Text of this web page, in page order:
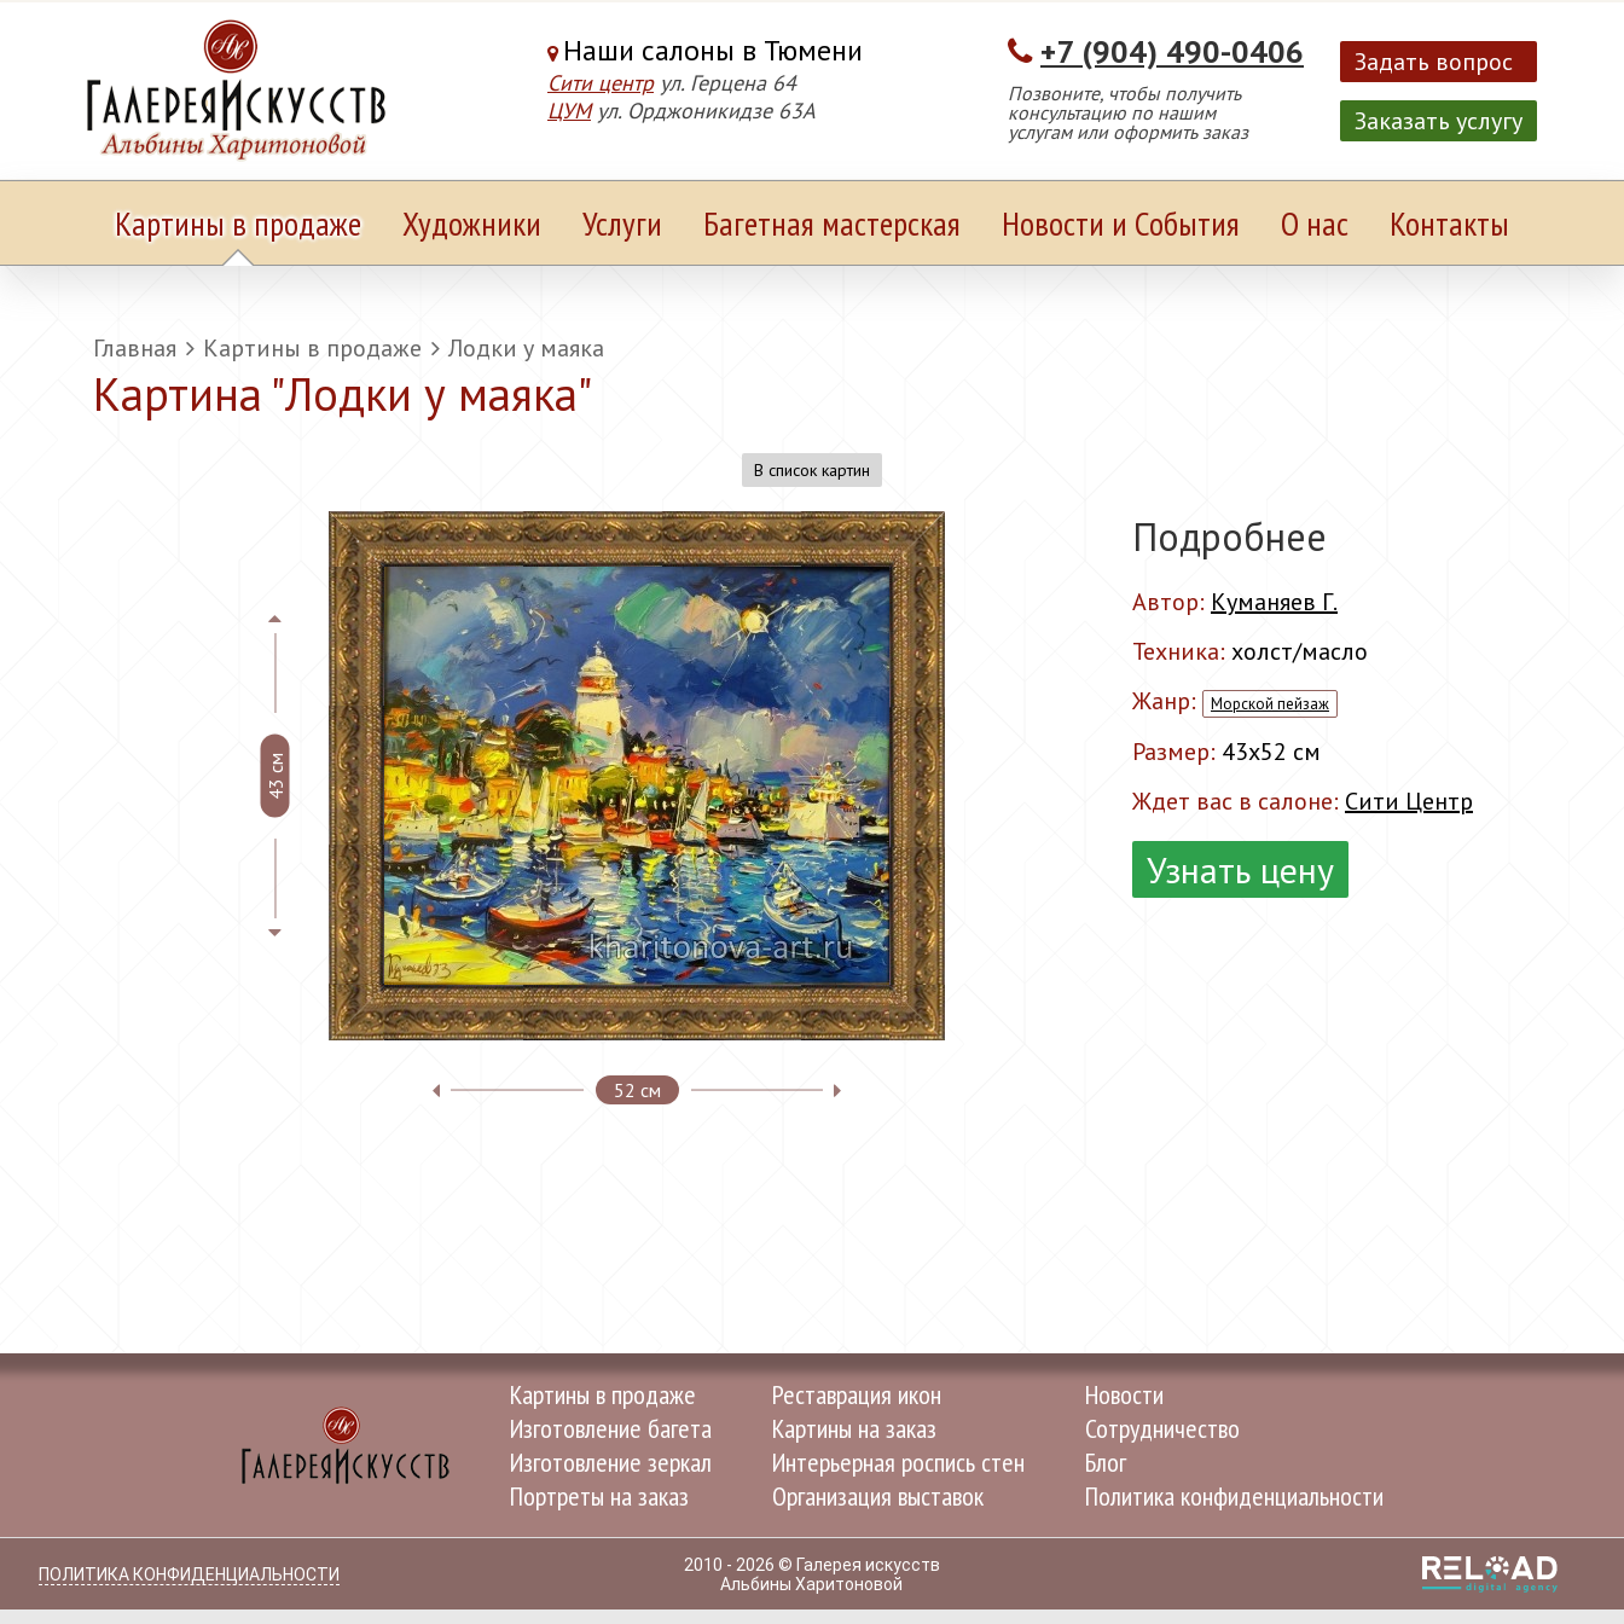
Задать вопрос
Заказать услугу
+7 (904) 490-0406
Позвоните, чтобы получить
консультацию по нашим
услугам или оформить заказ
Наши салоны в Тюмени
Сити центр ул. Герцена 64
ЦУМ ул. Орджоникидзе 63А
Картины в продаже Художники Услуги Багетная мастерская Новости и События О нас Контакты
Главная Картины в продаже Лодки у маяка
Картина "Лодки у маяка"
В список картин
52 см
43 см
Подробнее
Автор: Куманяев Г.
Техника: холст/масло
Жанр:
Морской пейзаж
Размер: 43x52 см
Ждет вас в салоне: Сити Центр
Узнать цену
Картины в продаже
Изготовление багета
Изготовление зеркал
Портреты на заказ
Реставрация икон
Картины на заказ
Интерьерная роспись стен
Организация выставок
Новости
Сотрудничество
Блог
Политика конфиденциальности
ПОЛИТИКА КОНФИДЕНЦИАЛЬНОСТИ
2010 - 2026 © Галерея искусств
Альбины Харитоновой